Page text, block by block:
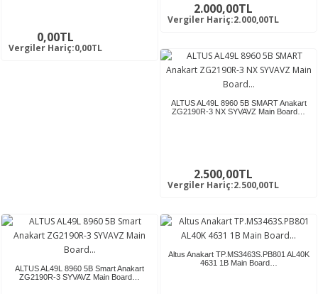
0,00TL
Vergiler Hariç:0,00TL
2.000,00TL
Vergiler Hariç:2.000,00TL
ALTUS AL49L 8960 5B SMART Anakart
ZG2190R-3 NX SYVAVZ Main Board…
2.500,00TL
Vergiler Hariç:2.500,00TL
ALTUS AL49L 8960 5B Smart Anakart
ZG2190R-3 SYVAVZ Main Board…
Altus Anakart TP.MS3463S.PB801 AL40K
4631 1B Main Board…